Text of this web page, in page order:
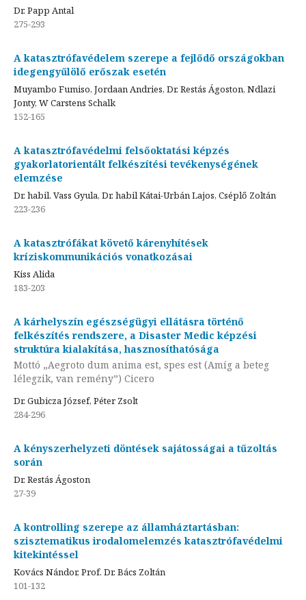
Dr. Papp Antal
275-293
A katasztrófavédelem szerepe a fejlődő országokban
idegengyűlölő erőszak esetén
Muyambo Fumiso, Jordaan Andries, Dr. Restás Ágoston, Ndlazi
Jonty, W Carstens Schalk
152-165
A katasztrófavédelmi felsőoktatási képzés
gyakorlatorientált felkészítési tevékenységének
elemzése
Dr. habil. Vass Gyula, Dr. habil Kátai-Urbán Lajos, Cséplő Zoltán
223-236
A katasztrófákat követő kárenyhítések
kríziskommunikációs vonatkozásai
Kiss Alida
183-203
A kárhelyszín egészségügyi ellátásra történő
felkészítés rendszere, a Disaster Medic képzési
struktúra kialakítása, hasznosíthatósága
Mottó „Aegroto dum anima est, spes est (Amíg a beteg
lélegzik, van remény”) Cicero
Dr. Gubicza József, Péter Zsolt
284-296
A kényszerhelyzeti döntések sajátosságai a tűzoltás
során
Dr. Restás Ágoston
27-39
A kontrolling szerepe az államháztartásban:
szisztematikus irodalomelemzés katasztrófavédelmi
kitekintéssel
Kovács Nándor, Prof. Dr. Bács Zoltán
101-132